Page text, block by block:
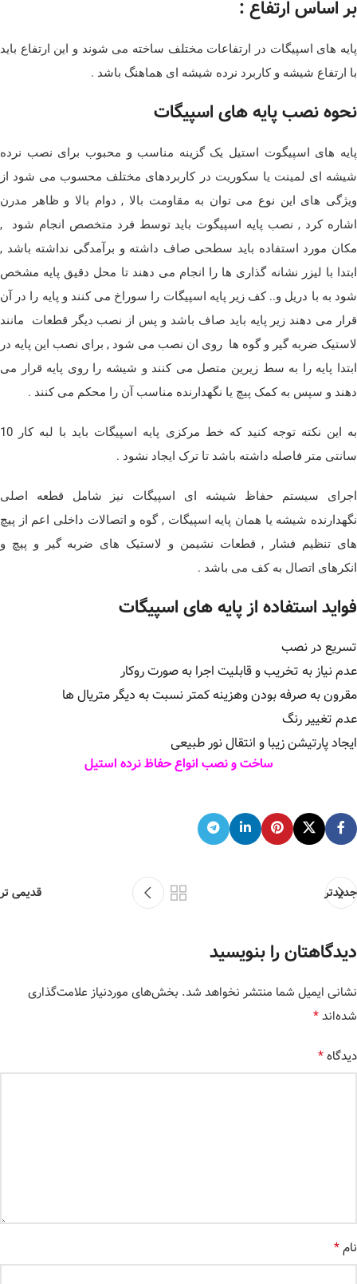
بر اساس ارتفاع :
پایه های اسپیگات در ارتفاعات مختلف ساخته می شوند و این ارتفاع باید
با ارتفاع شیشه و کاربرد نرده شیشه ای هماهنگ باشد .
نحوه نصب پایه های اسپیگات
پایه های اسپیگوت استیل یک گزینه مناسب و محبوب برای نصب نرده
شیشه ای لمینت یا سکوریت در کاربردهای مختلف محسوب می شود از
ویژگی های این نوع می توان به مقاومت بالا , دوام بالا و ظاهر مدرن
اشاره کرد , نصب پایه اسپیگوت باید توسط فرد متخصص انجام شود ,
مکان مورد استفاده باید سطحی صاف داشته و برآمدگی نداشته باشد ,
ابتدا با لیزر نشانه گذاری ها را انجام می دهند تا محل دقیق پایه مشخص
شود به با دریل و.. کف زیر پایه اسپیگات را سوراخ می کنند و پایه را در آن
قرار می دهند زیر پایه باید صاف باشد و پس از نصب دیگر قطعات مانند
لاستیک ضربه گیر و گوه ها روی ان نصب می شود , برای نصب این پایه در
ابتدا پایه را به سط زیرین متصل می کنند و شیشه را روی پایه قرار می
دهند و سپس به کمک پیچ یا نگهدارنده مناسب آن را محکم می کنند .
به این نکته توجه کنید که خط مرکزی پایه اسپیگات باید با لبه کار 10
سانتی متر فاصله داشته باشد تا ترک ایجاد نشود .
اجرای سیستم حفاظ شیشه ای اسپیگات نیز شامل قطعه اصلی
نگهدارنده شیشه یا همان پایه اسپیگات , گوه و اتصالات داخلی اعم از پیچ
های تنظیم فشار , قطعات نشیمن و لاستیک های ضربه گیر و پیچ و
انکرهای اتصال به کف می باشد .
فواید استفاده از پایه های اسپیگات
تسریع در نصب
عدم نیاز به تخریب و قابلیت اجرا به صورت روکار
مقرون به صرفه بودن وهزینه کمتر نسبت به دیگر متریال ها
عدم تغییر رنگ
ایجاد پارتیشن زیبا و انتقال نور طبیعی
ساخت و نصب انواع حفاظ نرده استیل
جدیدتر قدیمی تر
دیدگاهتان را بنویسید
نشانی ایمیل شما منتشر نخواهد شد. بخش‌های موردنیاز علامت‌گذاری
شده‌اند*
دیدگاه*
نام*